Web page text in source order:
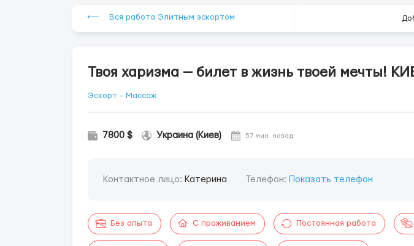
⟵ Вся работа Элитным эскортом
Твоя харизма — билет в жизнь твоей мечты!
Эскорт - Массаж
7800 $ Украина (Киев) 57 мин. назад
Контактное лицо: Катерина Телефон: Показать телефон
Без опыта С проживанием Постоянная работа